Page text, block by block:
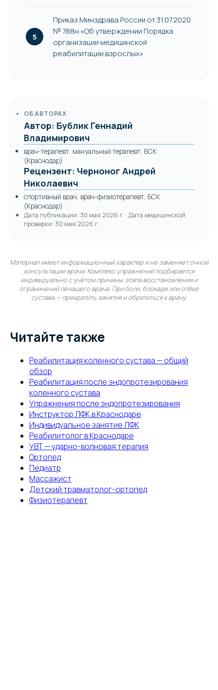
Приказ Минздрава России от 31.07.2020
№ 788н «Об утверждении Порядка
организации медицинской
реабилитации взрослых».
ОБ АВТОРАХ
Автор: Бублик Геннадий
Владимирович
врач-терапевт, мануальный терапевт, БСК
(Краснодар)
Рецензент: Черноног Андрей
Николаевич
спортивный врач, врач-физиотерапевт, БСК
(Краснодар)
Дата публикации: 30 мая 2026 г. · Дата медицинской
проверки: 30 мая 2026 г.
Материал имеет информационный характер и не заменяет очной
консультации врача. Комплекс упражнений подбирается
индивидуально с учётом причины, этапа восстановления и
ограничений лечащего врача. При боли, блокаде или отёке
сустава — прекратить занятия и обратиться к врачу.
Читайте также
Реабилитация коленного сустава — общий
обзор
Реабилитация после эндопротезирования
коленного сустава
Упражнения после эндопротезирования
Инструктор ЛФК в Краснодаре
Индивидуальное занятие ЛФК
Реабилитолог в Краснодаре
УВТ — ударно-волновая терапия
Ортопед
Педиатр
Массажист
Детский травматолог-ортопед
Физиотерапевт